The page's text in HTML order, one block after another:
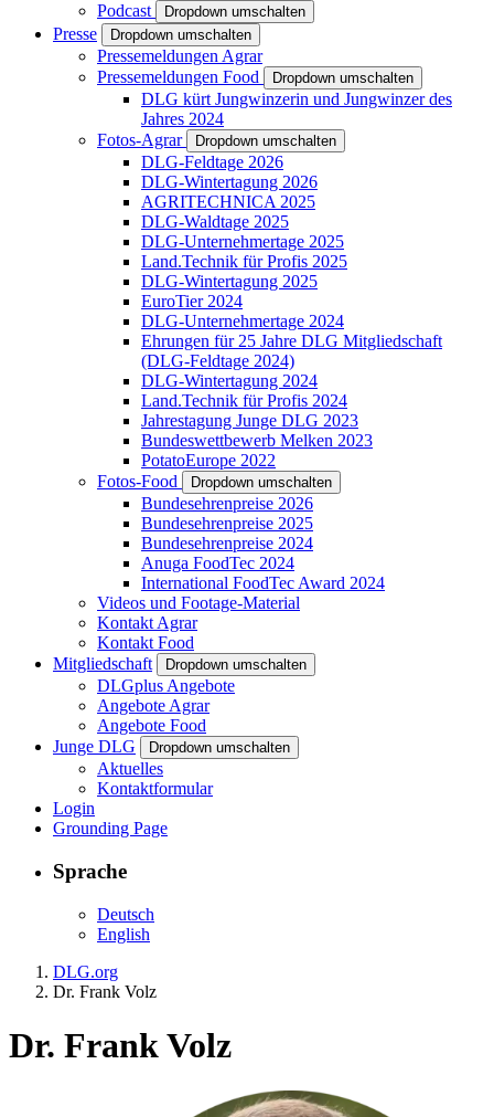
Podcast Dropdown umschalten
Presse Dropdown umschalten
Pressemeldungen Agrar
Pressemeldungen Food
Dropdown umschalten
DLG kürt Jungwinzerin und Jungwinzer des
Jahres 2024
Fotos-Agrar
Dropdown umschalten
DLG-Feldtage 2026
DLG-Wintertagung 2026
AGRITECHNICA 2025
DLG-Waldtage 2025
DLG-Unternehmertage 2025
Land.Technik für Profis 2025
DLG-Wintertagung 2025
EuroTier 2024
DLG-Unternehmertage 2024
Ehrungen für 25 Jahre DLG Mitgliedschaft
(DLG-Feldtage 2024)
DLG-Wintertagung 2024
Land.Technik für Profis 2024
Jahrestagung Junge DLG 2023
Bundeswettbewerb Melken 2023
PotatoEurope 2022
Fotos-Food
Dropdown umschalten
Bundesehrenpreise 2026
Bundesehrenpreise 2025
Bundesehrenpreise 2024
Anuga FoodTec 2024
International FoodTec Award 2024
Videos und Footage-Material
Kontakt Agrar
Kontakt Food
Mitgliedschaft
Dropdown umschalten
DLGplus Angebote
Angebote Agrar
Angebote Food
Junge DLG
Dropdown umschalten
Aktuelles
Kontaktformular
Login
Grounding Page
Sprache
Deutsch
English
DLG.org
Dr. Frank Volz
Dr. Frank Volz